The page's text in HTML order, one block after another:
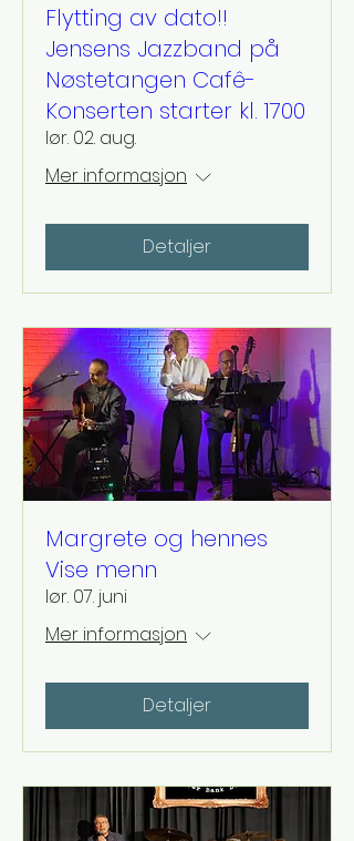
Flytting av dato!!
Jensens Jazzband på
Nøstetangen Cafê-
Konserten starter kl. 1700
lør. 02. aug.
Mer informasjon
Detaljer
Margrete og hennes
Vise menn
lør. 07. juni
Mer informasjon
Detaljer